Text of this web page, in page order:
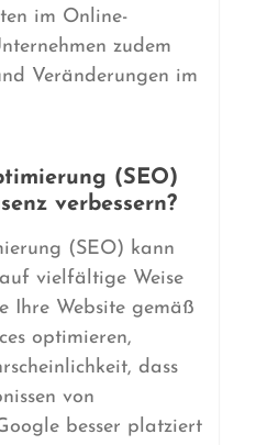
im Online-
zudem
Veränderungen im
(SEO)
verbessern?
(SEO) kann
vielfältige Weise
Ihre Website gemäß
optimieren,
dass
von
besser platziert